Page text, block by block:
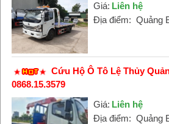
Giá: Liên hệ
Địa điểm: Quảng
Cứu Hộ Ô Tô Lệ Thủy
0868.15.3579
Giá: Liên hệ
Địa điểm: Quảng